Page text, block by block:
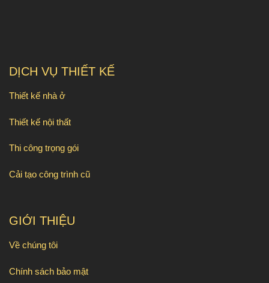
DỊCH VỤ THIẾT KẾ
Thiết kế nhà ở
Thiết kế nội thất
Thi công trọng gói
Cải tạo công trình cũ
GIỚI THIỆU
Về chúng tôi
Chính sách bảo mật